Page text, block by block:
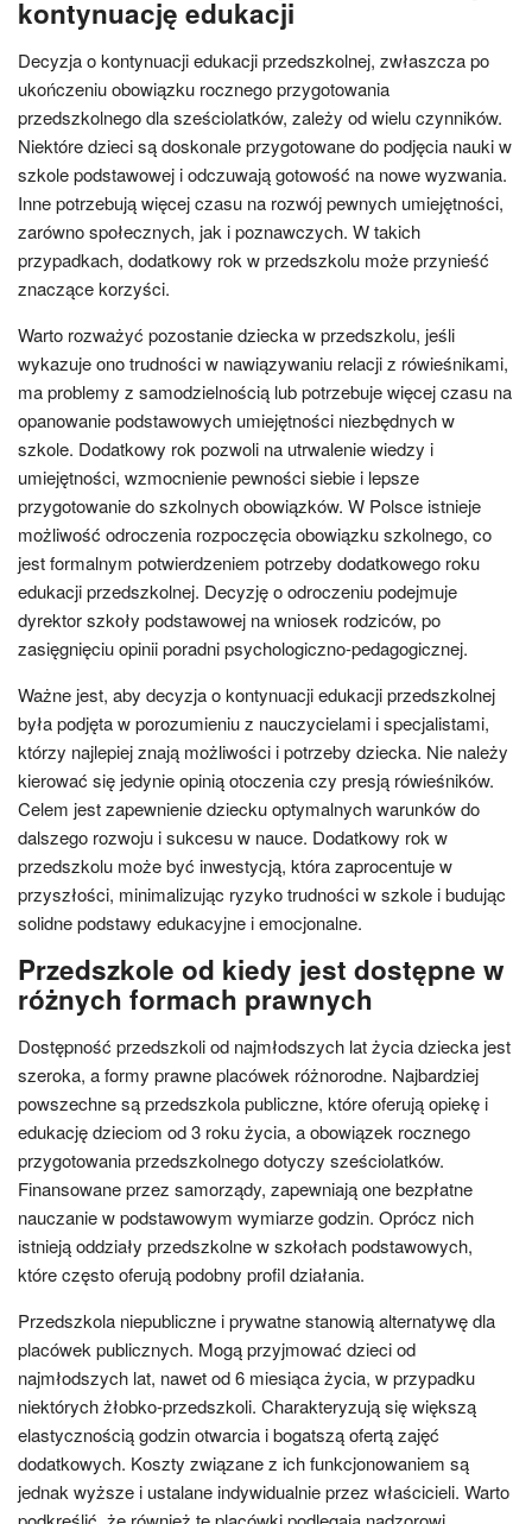
kontynuację edukacji
Decyzja o kontynuacji edukacji przedszkolnej, zwłaszcza po
ukończeniu obowiązku rocznego przygotowania
przedszkolnego dla sześciolatków, zależy od wielu czynników.
Niektóre dzieci są doskonale przygotowane do podjęcia nauki w
szkole podstawowej i odczuwają gotowość na nowe wyzwania.
Inne potrzebują więcej czasu na rozwój pewnych umiejętności,
zarówno społecznych, jak i poznawczych. W takich
przypadkach, dodatkowy rok w przedszkolu może przynieść
znaczące korzyści.
Warto rozważyć pozostanie dziecka w przedszkolu, jeśli
wykazuje ono trudności w nawiązywaniu relacji z rówieśnikami,
ma problemy z samodzielnością lub potrzebuje więcej czasu na
opanowanie podstawowych umiejętności niezbędnych w
szkole. Dodatkowy rok pozwoli na utrwalenie wiedzy i
umiejętności, wzmocnienie pewności siebie i lepsze
przygotowanie do szkolnych obowiązków. W Polsce istnieje
możliwość odroczenia rozpoczęcia obowiązku szkolnego, co
jest formalnym potwierdzeniem potrzeby dodatkowego roku
edukacji przedszkolnej. Decyzję o odroczeniu podejmuje
dyrektor szkoły podstawowej na wniosek rodziców, po
zasięgnięciu opinii poradni psychologiczno-pedagogicznej.
Ważne jest, aby decyzja o kontynuacji edukacji przedszkolnej
była podjęta w porozumieniu z nauczycielami i specjalistami,
którzy najlepiej znają możliwości i potrzeby dziecka. Nie należy
kierować się jedynie opinią otoczenia czy presją rówieśników.
Celem jest zapewnienie dziecku optymalnych warunków do
dalszego rozwoju i sukcesu w nauce. Dodatkowy rok w
przedszkolu może być inwestycją, która zaprocentuje w
przyszłości, minimalizując ryzyko trudności w szkole i budując
solidne podstawy edukacyjne i emocjonalne.
Przedszkole od kiedy jest dostępne w
różnych formach prawnych
Dostępność przedszkoli od najmłodszych lat życia dziecka jest
szeroka, a formy prawne placówek różnorodne. Najbardziej
powszechne są przedszkola publiczne, które oferują opiekę i
edukację dzieciom od 3 roku życia, a obowiązek rocznego
przygotowania przedszkolnego dotyczy sześciolatków.
Finansowane przez samorządy, zapewniają one bezpłatne
nauczanie w podstawowym wymiarze godzin. Oprócz nich
istnieją oddziały przedszkolne w szkołach podstawowych,
które często oferują podobny profil działania.
Przedszkola niepubliczne i prywatne stanowią alternatywę dla
placówek publicznych. Mogą przyjmować dzieci od
najmłodszych lat, nawet od 6 miesiąca życia, w przypadku
niektórych żłobko-przedszkoli. Charakteryzują się większą
elastycznością godzin otwarcia i bogatszą ofertą zajęć
dodatkowych. Koszty związane z ich funkcjonowaniem są
jednak wyższe i ustalane indywidualnie przez właścicieli. Warto